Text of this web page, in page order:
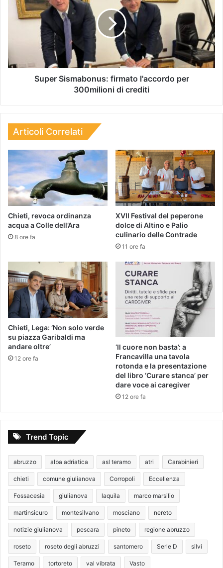
Super Sismabonus: firmato l'accordo per
300milioni di crediti
Articoli Correlati
Chieti, revoca ordinanza
acqua a Colle dell’Ara
8 ore fa
XVII Festival del peperone
dolce di Altino e Palio
culinario delle Contrade
11 ore fa
Chieti, Lega: ‘Non solo verde
su piazza Garibaldi ma
andare oltre’
12 ore fa
‘Il cuore non basta’: a
Francavilla una tavola
rotonda e la presentazione
del libro ‘Curare stanca’ per
dare voce ai caregiver
12 ore fa
Trend Topic
abruzzo alba adriatica asl teramo atri Carabinieri
chieti comune giulianova Corropoli Eccellenza
Fossacesia giulianova laquila marco marsilio
martinsicuro montesilvano mosciano nereto
notizie giulianova pescara pineto regione abruzzo
roseto roseto degli abruzzi santomero Serie D silvi
Teramo tortoreto val vibrata Vasto